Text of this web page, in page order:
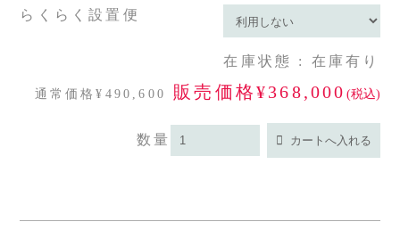
らくらく設置便
在庫状態 : 在庫有り
通常価格¥490,600 販売価格¥368,000 (税込)
数量